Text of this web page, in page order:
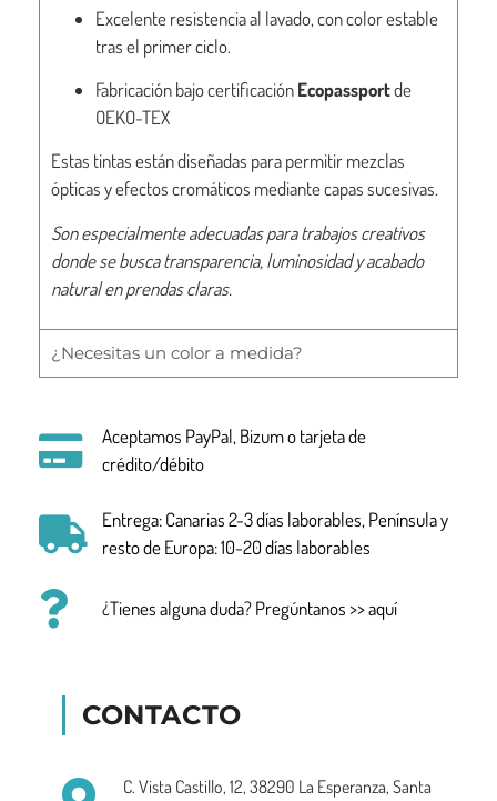
Excelente resistencia al lavado, con color estable
tras el primer ciclo.
Fabricación bajo certificaciónEcopassportde
OEKO-TEX
Estas tintas están diseñadas para permitir mezclas
ópticas y efectos cromáticos mediante capas sucesivas.
Son especialmente adecuadas para trabajos creativos
donde se busca transparencia, luminosidad y acabado
natural en prendas claras.
¿Necesitas un color a medida?
Aceptamos PayPal, Bizum o tarjeta de
crédito/débito
Entrega: Canarias 2-3 días laborables, Península y
resto de Europa: 10-20 días laborables
¿Tienes alguna duda? Pregúntanos >> aquí
CONTACTO
C. Vista Castillo, 12, 38290 La Esperanza, Santa